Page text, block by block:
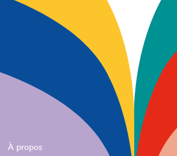
À propos